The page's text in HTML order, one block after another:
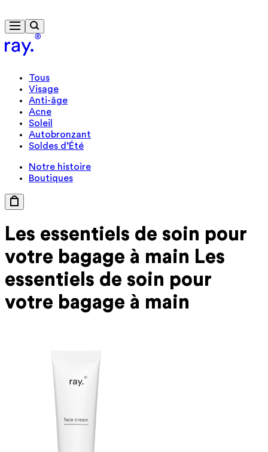
Tous
Visage
Anti-âge
Acne
Soleil
Autobronzant
Soldes d’Été
Notre histoire
Boutiques
Les essentiels de soin pour
votre bagage à main Les
essentiels de soin pour
votre bagage à main